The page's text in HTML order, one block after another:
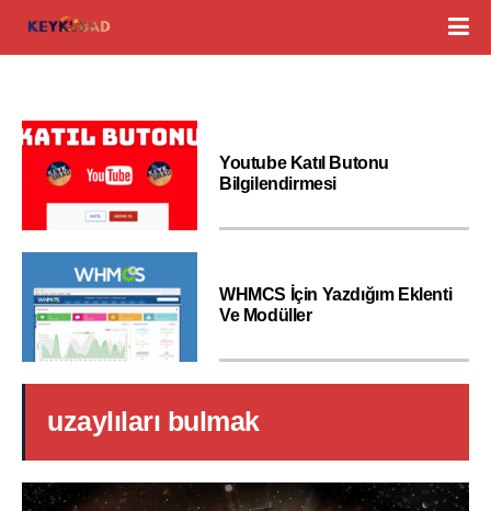
Youtube Katıl Butonu
Bilgilendirmesi
WHMCS İçin Yazdığım Eklenti
Ve Modüller
uzaylıları bulmak